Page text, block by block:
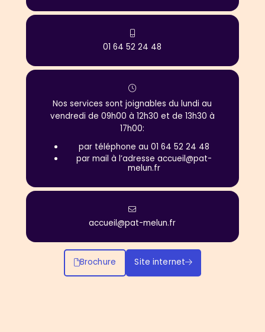
01 64 52 24 48
Nos services sont joignables du lundi au
vendredi de 09h00 à 12h30 et de 13h30 à
17h00:
par téléphone au 01 64 52 24 48
par mail à l’adresse accueil@pat-
melun.fr
accueil@pat-melun.fr
Brochure Site internet